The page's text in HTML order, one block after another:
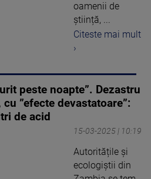
oamenii de
știință, ...
Citeste mai mult
›
peste noapte”. Dezastru
”efecte devastatoare”:
de acid
15-03-2025 | 10:19
Autoritățile și
ecologiștii din